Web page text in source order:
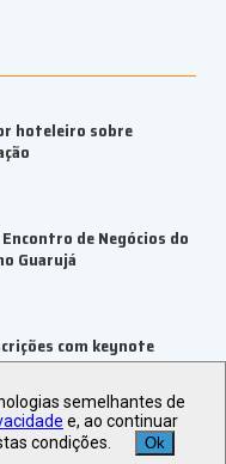
hoteleiro sobre
de Negócios do
Guarujá
com keynote
parceria para
semelhantes de
e, ao continuar
condições.
Ok